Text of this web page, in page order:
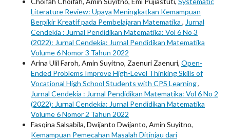
Literature Review: Upaya Meningkatkan Kemampuan
Berpikir Kreatif pada Pembelajaran Matematika , Jurnal
Cendekia : Jurnal Pendidikan Matematika: Vol 6 No 3
(2022): Jurnal Cendekia: Jurnal Pendidikan Matematika
Volume 6 Nomor 3 Tahun 2022
Arina Ulil Faroh, Amin Suyitno, Zaenuri Zaenuri, Open-
Ended Problems Improve High-Level Thinking Skills of
Vocational High School Students with CPS Learning,
Jurnal Cendekia : Jurnal Pendidikan Matematika: Vol 6 No 2
(2022): Jurnal Cendekia: Jurnal Pendidikan Matematika
Volume 6 Nomor 2 Tahun 2022
Fasqina Salsabila, Dwijanto Dwijanto, Amin Suyitno,
Kemampuan Pemecahan Masalah Ditinjau dari